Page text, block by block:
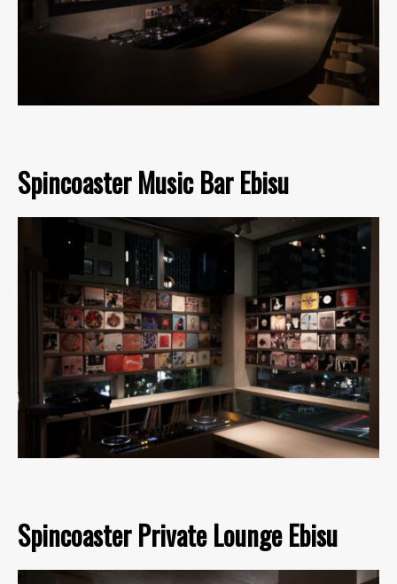
Spincoaster Music Bar Ebisu
Spincoaster Private Lounge Ebisu